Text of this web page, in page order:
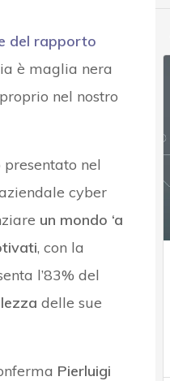
del rapporto
è maglia nera
nel nostro
nel
cyber
un mondo ‘a
, con la
l’83% del
delle sue
Pierluigi